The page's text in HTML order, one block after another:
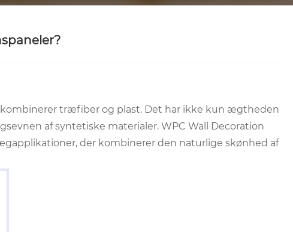
træfiber og plast. Det har ikke kun ægtheden
af ​​syntetiske materialer. WPC Wall Decoration
der kombinerer den naturlige skønhed af